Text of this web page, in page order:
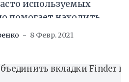
используемых
помогает находить
и8 Февр. 2021